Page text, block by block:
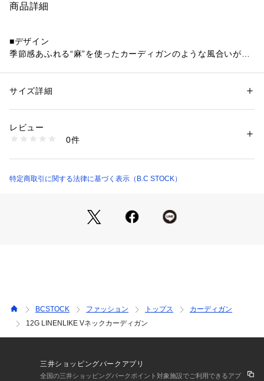
商品詳細
■デザイン
季節感あふれる“麻”を使ったカーディガンのような風合いが特
■素材
■コーディネート
またパソコン・スマートフォンなどの環境により、若干製品と
性別：メンズ
素材：本体:レーヨン89%、ナイロン11%
洗濯：本体:手洗い可能
※詳しい洗濯方法については、商品の品質表示タグをご覧ください
24080723571010 （ショップ）
サイズ詳細
レビュー
0件
特定商取引に関する法律に基づく表示（B.C STOCK）
BCSTOCK ファッション トップス
カーディガン
12G LINENLIKE Vネックカーディガン
三井ショッピングパークアプリ
全国の三井ショッピングパークポイント対象施設でご利用できるアプ